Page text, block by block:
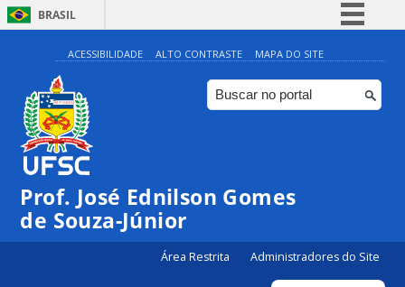
BRASIL
Simplifique!
Comunica BR
Participe
Canais
ACESSIBILIDADE ALTO CONTRASTE MAPA DO SITE
Prof. José Ednilson Gomes
de Souza-Júnior
Área Restrita Administradores do Site